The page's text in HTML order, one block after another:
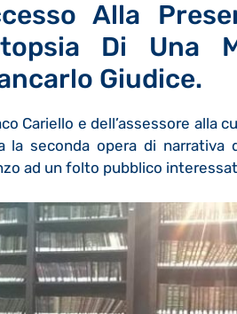
Alla
Di Una
Giudice.
Cariello e dell’assessore alla
la seconda opera di
ad un folto pubblico